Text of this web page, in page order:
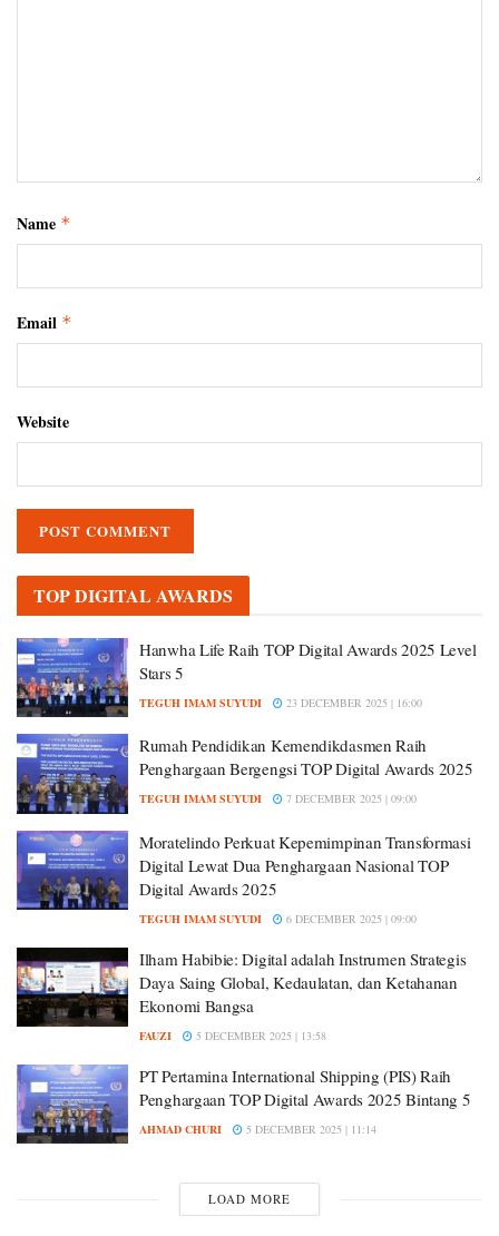
Name *
Email *
Website
TOP DIGITAL AWARDS
Hanwha Life Raih TOP Digital Awards 2025 Level
Stars 5
TEGUH IMAM SUYUDI 23 DECEMBER 2025 | 16:00
Rumah Pendidikan Kemendikdasmen Raih
Penghargaan Bergengsi TOP Digital Awards 2025
TEGUH IMAM SUYUDI 7 DECEMBER 2025 | 09:00
Moratelindo Perkuat Kepemimpinan Transformasi
Digital Lewat Dua Penghargaan Nasional TOP
Digital Awards 2025
TEGUH IMAM SUYUDI 6 DECEMBER 2025 | 09:00
Ilham Habibie: Digital adalah Instrumen Strategis
Daya Saing Global, Kedaulatan, dan Ketahanan
Ekonomi Bangsa
FAUZI 5 DECEMBER 2025 | 13:58
PT Pertamina International Shipping (PIS) Raih
Penghargaan TOP Digital Awards 2025 Bintang 5
AHMAD CHURI 5 DECEMBER 2025 | 11:14
LOAD MORE